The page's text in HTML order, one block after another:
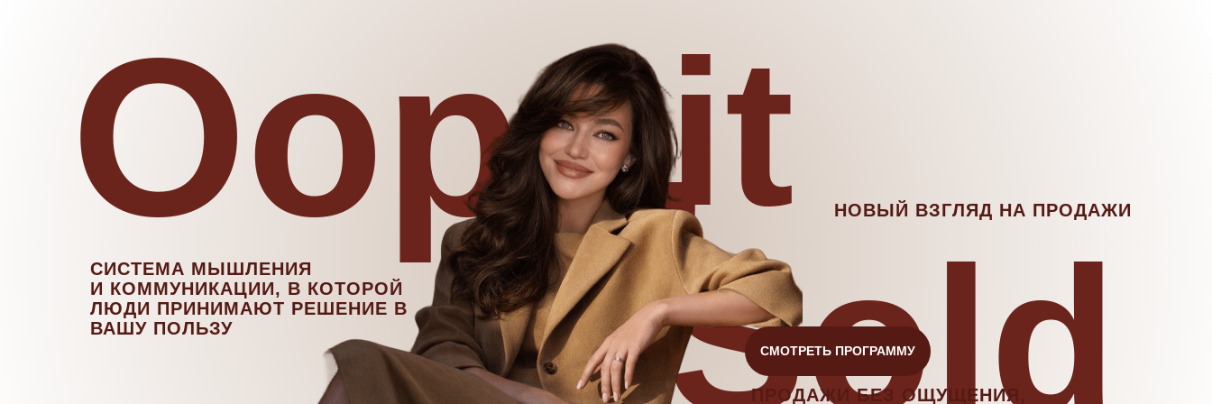
Oops,it
Sold
ПРОДАЖИ БЕЗ ОЩУЩЕНИЯ,
НОВЫЙ ВЗГЛЯД НА ПРОДАЖИ
СМОТРЕТЬ ПРОГРАММУ
СИСТЕМА МЫШЛЕНИЯ
И КОММУНИКАЦИИ, В КОТОРОЙ
ЛЮДИ ПРИНИМАЮТ РЕШЕНИЕ В
ВАШУ ПОЛЬЗУ